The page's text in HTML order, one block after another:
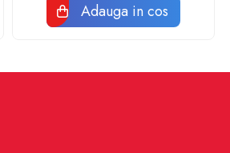
Adauga in cos